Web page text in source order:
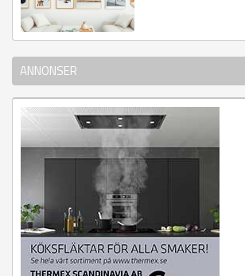
ANNONSER